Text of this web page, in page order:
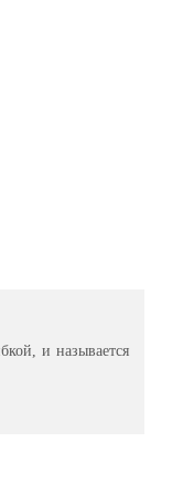
и называется